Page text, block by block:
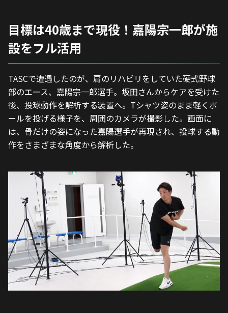
目標は40歳まで現役！嘉陽宗一郎が施
設をフル活用
TASCで遭遇したのが、肩のリハビリをしていた硬式野球
部のエース、嘉陽宗一郎選手。坂田さんからケアを受けた
後、投球動作を解析する装置へ。Tシャツ姿のまま軽くボ
ールを投げる様子を、周囲のカメラが撮影した。画面に
は、骨だけの姿になった嘉陽選手が再現され、投球する動
作をさまざまな角度から解析した。